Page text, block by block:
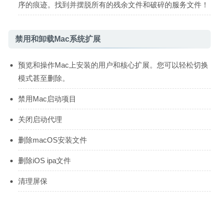
序的痕迹。找到并摆脱所有的残余文件和破碎的服务文件！
禁用和卸载Mac系统扩展
预览和操作Mac上安装的用户和核心扩展。您可以轻松切换
模式甚至删除。
禁用Mac启动项目
关闭启动代理
删除macOS安装文件
删除iOS ipa文件
清理屏保